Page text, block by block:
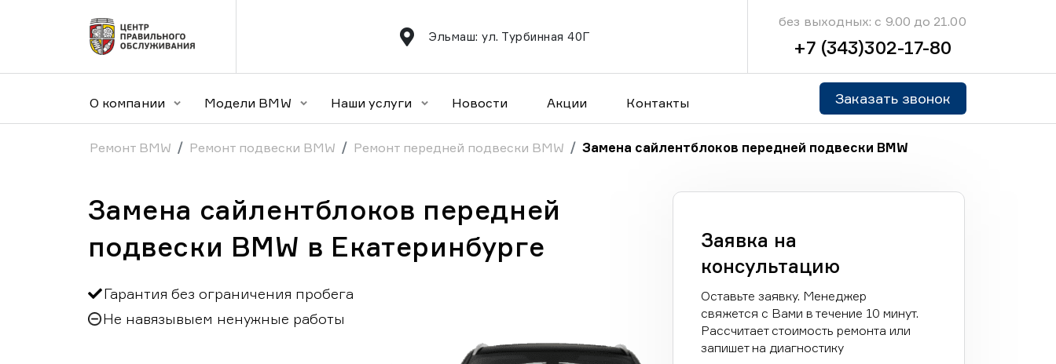
Эльмаш: ул. Турбинная 40Г
без выходных: с 9.00 до 21.00
+7 (343)302-17-80
О компании Модели BMW Наши услуги Новости Акции Контакты Заказать звонок
Ремонт BMW Ремонт подвески BMW Ремонт передней подвески BMW Замена сайлентблоков передней подвески BMW
Замена сайлентблоков передней
подвески BMW в Екатеринбурге
Гарантия без ограничения пробега
Не навязывыем ненужные работы
Заявка на
консультацию
Оставьте заявку. Менеджер
свяжется с Вами в течение 10 минут.
Рассчитает стоимость ремонта или
запишет на диагностику